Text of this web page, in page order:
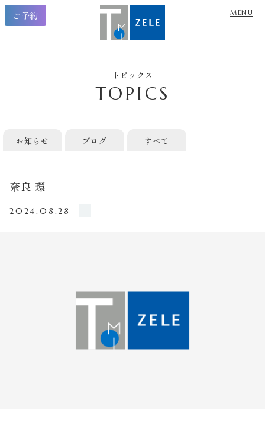
ご予約
トピックス
TOPICS
お知らせ ブログ すべて
奈良 環
2024.08.28